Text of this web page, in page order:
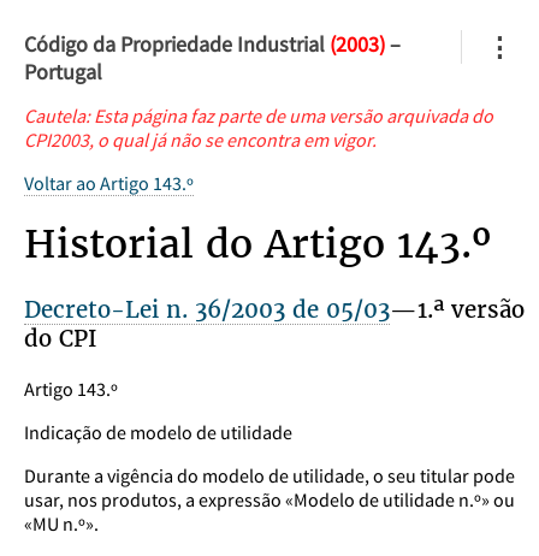
Código da Propriedade Industrial (2003)–
Portugal
⋮
Cautela: Esta página faz parte de uma versão arquivada do
CPI2003, o qual já não se encontra em vigor.
Voltar ao Artigo 143.º
Historial do Artigo 143.º
Decreto-Lei n. 36/2003 de 05/03—1.ª versão
do CPI
Artigo 143.º
Indicação de modelo de utilidade
Durante a vigência do modelo de utilidade, o seu titular pode
usar, nos produtos, a expressão «Modelo de utilidade n.º» ou
«MU n.º».